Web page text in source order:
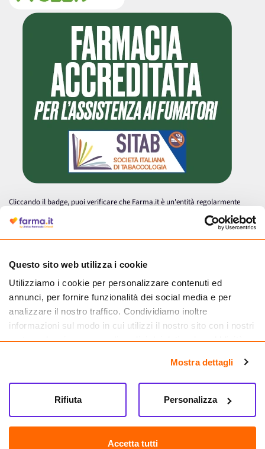
Questo sito web utilizza i cookie
Utilizziamo i cookie per personalizzare contenuti ed
annunci, per fornire funzionalità dei social media e per
analizzare il nostro traffico. Condividiamo inoltre
informazioni sul modo in cui utilizzi il nostro sito con i nostri
partner che si occupano di analisi dei dati web, pubblicità e
informazioni che hai fornito loro o che hanno raccolto dal
tuo utilizzo dei loro servizi.
Mostra dettagli
Accetta tutti
Personalizza
Rifiuta
Cliccando il badge, puoi verificare che Farma.it è un'entità regolarmente
autorizzata dal Ministero della Salute a effettuare la vendita online di
medicinali.
Farma.it S.a.s. P. IVA 07417261216 REA: NA-884088
CREDITS
Sede legale Via delle Repubbliche Marinare 128, 80147 Napoli